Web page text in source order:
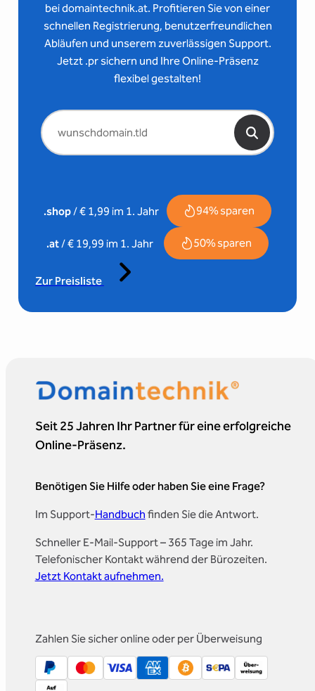
bei domaintechnik.at. Profitieren Sie von einer
schnellen Registrierung, benutzerfreundlichen
Abläufen und unserem zuverlässigen Support.
Jetzt .pr sichern und Ihre Online-Präsenz
flexibel gestalten!
.shop/ € 1,99 im 1. Jahr 94% sparen
.at/ € 19,99 im 1. Jahr 50% sparen
Zur Preisliste
Seit 25 Jahren Ihr Partner für eine erfolgreiche
Online-Präsenz.
Benötigen Sie Hilfe oder haben Sie eine Frage?
Im Support-Handbuch finden Sie die Antwort.
Schneller E-Mail-Support – 365 Tage im Jahr.
Telefonischer Kontakt während der Bürozeiten.
Jetzt Kontakt aufnehmen.
Zahlen Sie sicher online oder per Überweisung